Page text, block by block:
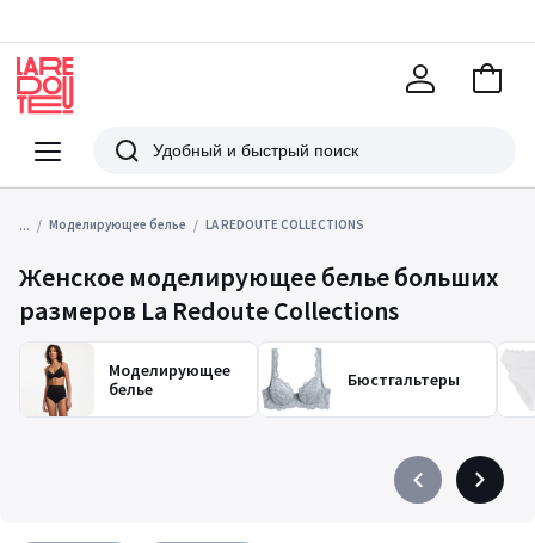
Меню
Redoute
Поиск
В
... Моделирующее белье LA REDOUTE COLLECTIONS
Женское моделирующее белье больших
размеров La Redoute Collections
Моделирующее
белье
Бюстгальтеры
PrécédentSuivant